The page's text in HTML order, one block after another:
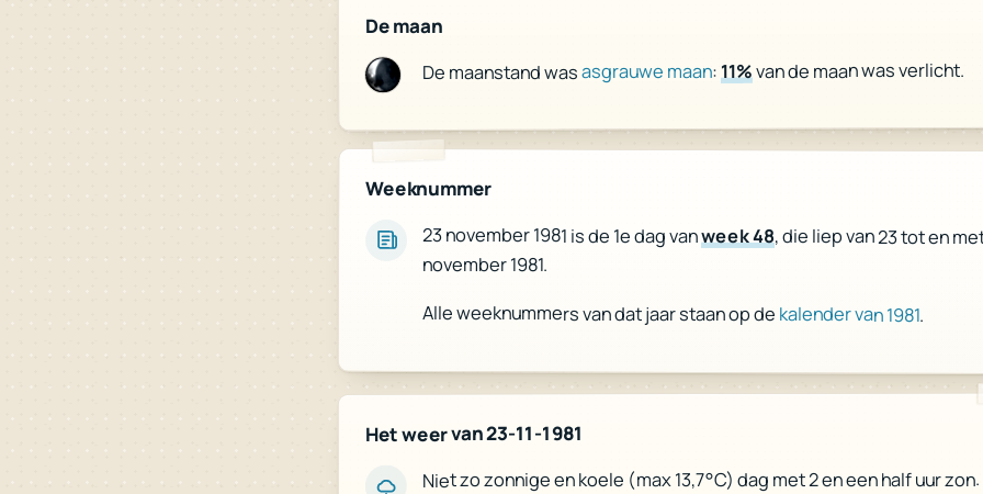
De maan
De maanstand wasasgrauwe maan: 11%van de maan was verlicht.
Weeknummer
23 november 1981 is de 1e dag vanweek 48, die liep van 23 tot en
november 1981.
Alle weeknummers van dat jaar staan op de kalender van 1981.
Het weer van 23-11-1981
Niet zo zonnige en koele (max 13,7°C) dag met 2 en een half uur